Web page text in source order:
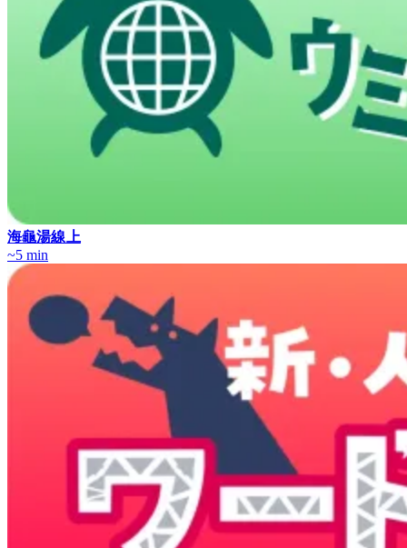
海龜湯線上
~5 min